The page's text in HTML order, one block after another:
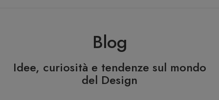
Blog
Idee, curiosità e tendenze sul mondo
del Design